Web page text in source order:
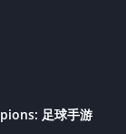
足球手游